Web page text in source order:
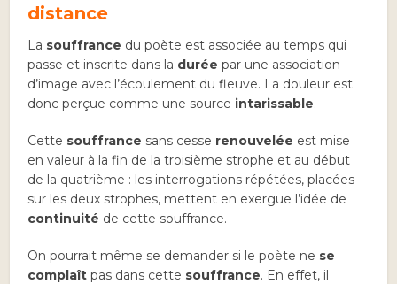
distance
La souffrance du poète est associée au temps qui
passe et inscrite dans la durée par une association
d’image avec l’écoulement du fleuve. La douleur est
donc perçue comme une source intarissable.
Cette souffrance sans cesse renouvelée est mise
en valeur à la fin de la troisième strophe et au début
de la quatrième : les interrogations répétées, placées
sur les deux strophes, mettent en exergue l’idée de
continuité de cette souffrance.
On pourrait même se demander si le poète ne se
complaît pas dans cette souffrance. En effet, il